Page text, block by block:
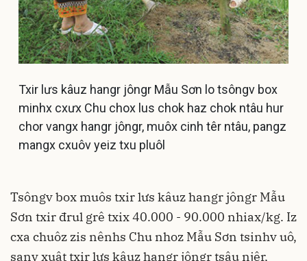
Txir lưs kâuz hangr jôngr Mẫu Sơn lo tsôngv box
minhx cxưx Chu chox lus chok haz chok ntâu hur
chor vangx hangr jôngr, muôx cinh têr ntâu, pangz
mangx cxuôv yeiz txu pluôl
Tsôngv box muôs txir lưs kâuz hangr jôngr Mẫu
Sơn txir đrul grê txix 40.000 - 90.000 nhiax/kg. Iz
cxa chuôz zis nênhs Chu nhoz Mẫu Sơn tsinhv uô,
sanv xuât txir lưs kâuz hangr jôngr tsâu njêr,